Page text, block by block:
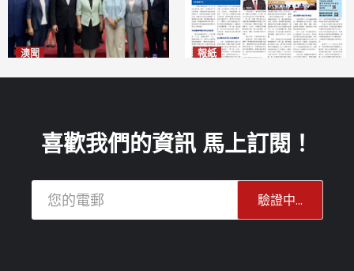
澳聞 報紙
喜歡我們的資訊 馬上訂閱！